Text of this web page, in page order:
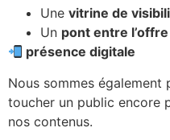
Une vitrine de
Un pont entre
présence digitale
Nous sommes également
toucher un public encore
nos contenus.